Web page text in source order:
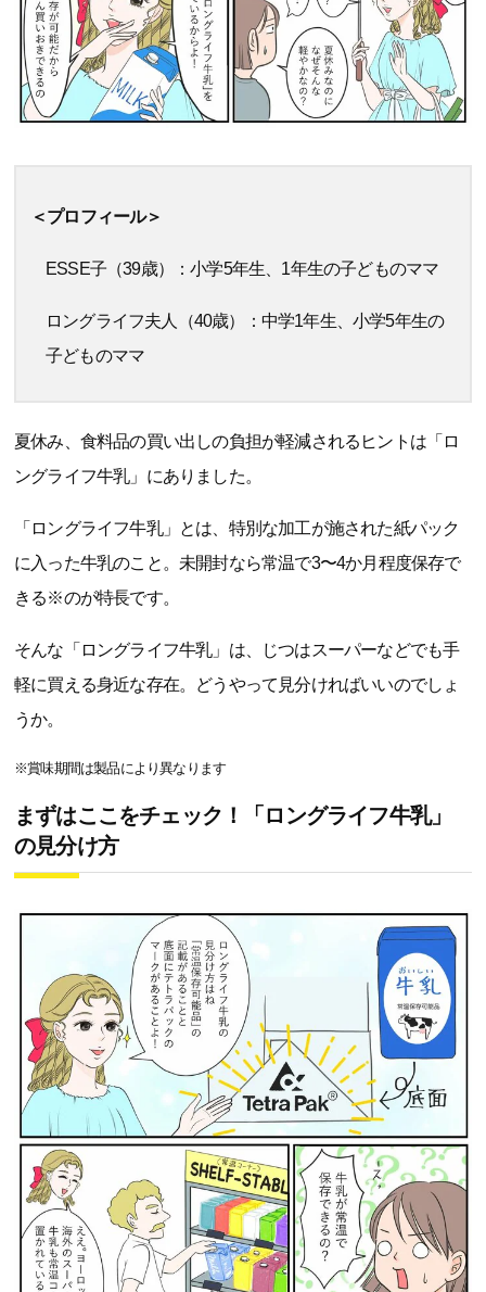
＜プロフィール＞
ESSE子（39歳）：小学5年生、1年生の子どものママ
ロングライフ夫人（40歳）：中学1年生、小学5年生の
子どものママ
夏休み、食料品の買い出しの負担が軽減されるヒントは「ロ
ングライフ牛乳」にありました。
「ロングライフ牛乳」とは、特別な加工が施された紙パック
に入った牛乳のこと。未開封なら常温で3〜4か月程度保存で
きる※のが特長です。
そんな「ロングライフ牛乳」は、じつはスーパーなどでも手
軽に買える身近な存在。どうやって見分ければいいのでしょ
うか。
※賞味期間は製品により異なります
まずはここをチェック！「ロングライフ牛乳」
の見分け方